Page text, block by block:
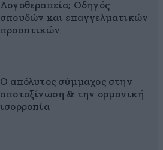
Λογοθεραπεία; Οδηγός
σπουδών και επαγγελματικών
προοπτικών
Ο απόλυτος σύμμαχος στην
αποτοξίνωση & την ορμονική
ισορροπία